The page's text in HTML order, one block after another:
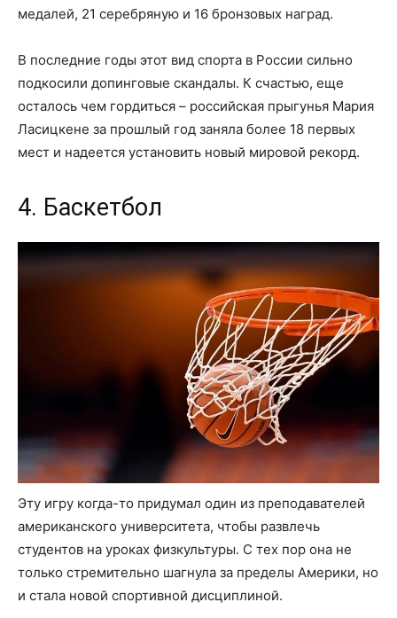
медалей, 21 серебряную и 16 бронзовых наград.
В последние годы этот вид спорта в России сильно
подкосили допинговые скандалы. К счастью, еще
осталось чем гордиться – российская прыгунья Мария
Ласицкене за прошлый год заняла более 18 первых
мест и надеется установить новый мировой рекорд.
4. Баскетбол
Эту игру когда-то придумал один из преподавателей
американского университета, чтобы развлечь
студентов на уроках физкультуры. С тех пор она не
только стремительно шагнула за пределы Америки, но
и стала новой спортивной дисциплиной.